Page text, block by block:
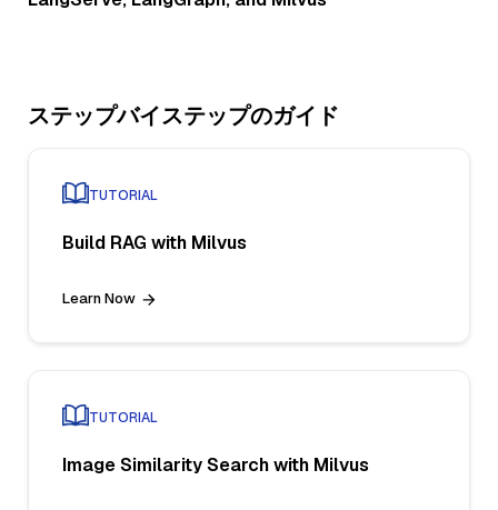
ステップバイステップのガイド
TUTORIAL
Build RAG with Milvus
Learn Now
TUTORIAL
Image Similarity Search with Milvus